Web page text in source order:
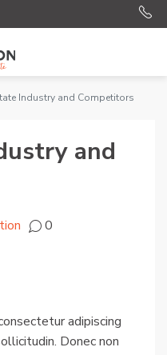
Industry and Competitors
and
0
adipiscing
Donec non